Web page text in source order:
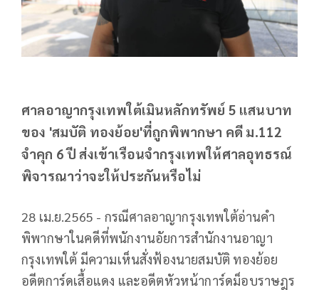
ศาลอาญากรุงเทพใต้เมินหลักทรัพย์ 5 แสนบาท
ของ 'สมบัติ ทองย้อย'ที่ถูกพิพากษา คดี ม.112
จำคุก 6 ปี ส่งเข้าเรือนจำกรุงเทพให้ศาลอุทธรณ์
พิจารณาว่าจะให้ประกันหรือไม่
28 เม.ย.2565 - กรณีศาลอาญากรุงเทพใต้อ่านคำ
พิพากษาในคดีที่พนักงานอัยการสำนักงานอาญา
กรุงเทพใต้ มีความเห็นสั่งฟ้องนายสมบัติ ทองย้อย
อดีตการ์ดเสื้อแดง และอดีตหัวหน้าการ์ดม็อบราษฎร